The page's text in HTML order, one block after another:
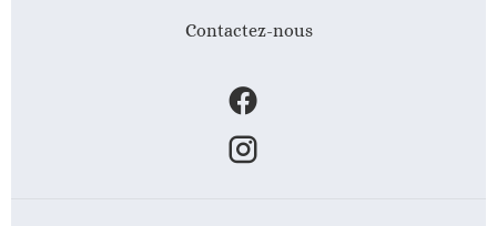
Contactez-nous